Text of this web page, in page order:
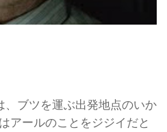
ブツを運ぶ出発地点のいか
アールのことをジジイだと